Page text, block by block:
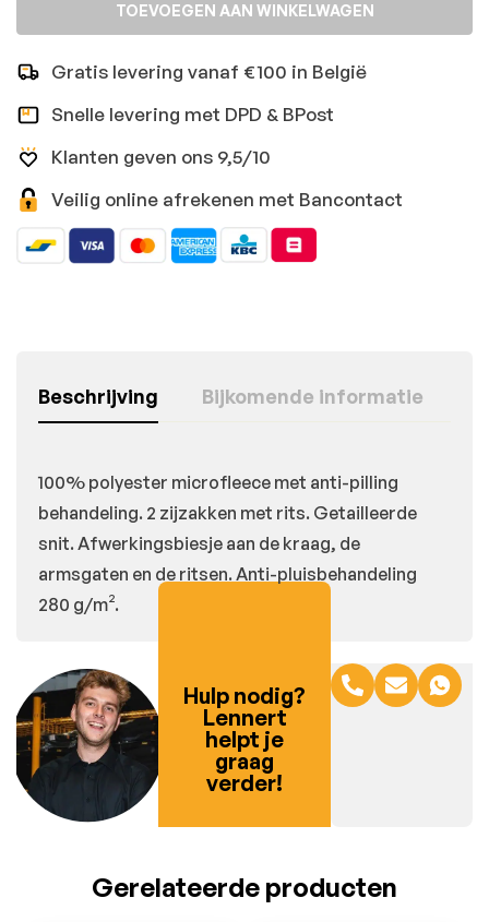
TOEVOEGEN AAN WINKELWAGEN
Gratis levering vanaf €100 in België
Snelle levering met DPD & BPost
Klanten geven ons 9,5/10
Veilig online afrekenen met Bancontact
Beschrijving Bijkomende informatie
100% polyester microfleece met anti-pilling
behandeling. 2 zijzakken met rits. Getailleerde
snit. Afwerkingsbiesje aan de kraag, de
armsgaten en de ritsen. Anti-pluisbehandeling
280 g/m².
Hulp nodig?
Lennert
helpt je
graag
verder!
Gerelateerde producten